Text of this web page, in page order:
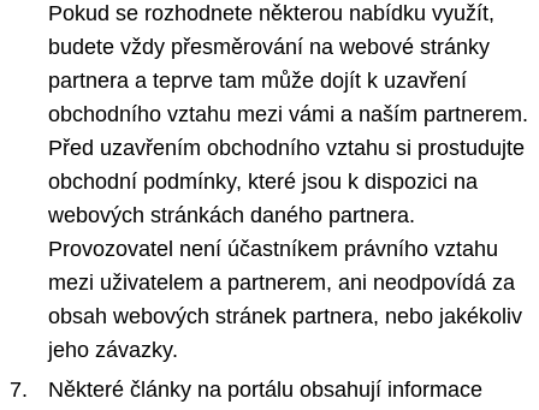
Pokud se rozhodnete některou nabídku využít,
budete vždy přesměrování na webové stránky
partnera a teprve tam může dojít k uzavření
obchodního vztahu mezi vámi a naším partnerem.
Před uzavřením obchodního vztahu si prostudujte
obchodní podmínky, které jsou k dispozici na
webových stránkách daného partnera.
Provozovatel není účastníkem právního vztahu
mezi uživatelem a partnerem, ani neodpovídá za
obsah webových stránek partnera, nebo jakékoliv
jeho závazky.
Některé články na portálu obsahují informace